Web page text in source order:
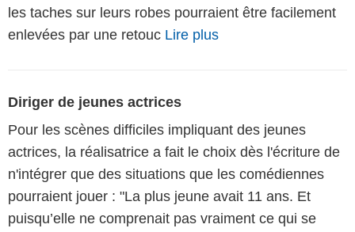
les taches sur leurs robes pourraient être facilement
enlevées par une retouc Lire plus
Diriger de jeunes actrices
Pour les scènes difficiles impliquant des jeunes
actrices, la réalisatrice a fait le choix dès l'écriture de
n'intégrer que des situations que les comédiennes
pourraient jouer : "La plus jeune avait 11 ans. Et
puisqu’elle ne comprenait pas vraiment ce qui se